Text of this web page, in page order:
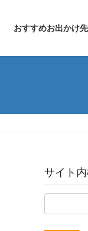
おすすめお出かけ先
サイト